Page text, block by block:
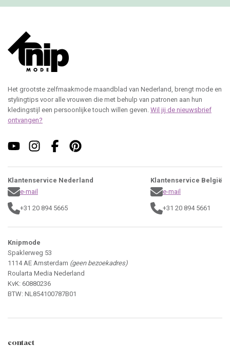
Het grootste zelfmaakmode maandblad van Nederland, brengt mode en
stylingtips voor alle vrouwen die met behulp van patronen aan hun
kledingstijl een persoonlijke touch willen geven. Wil jij de nieuwsbrief
ontvangen?
Klantenservice Nederland
e-mail
+31 20 894 5665
Klantenservice België
e-mail
+31 20 894 5661
Knipmode
Spaklerweg 53
1114 AE Amsterdam (geen bezoekadres)
Roularta Media Nederland
KvK: 60880236
BTW: NL854100787B01
contact